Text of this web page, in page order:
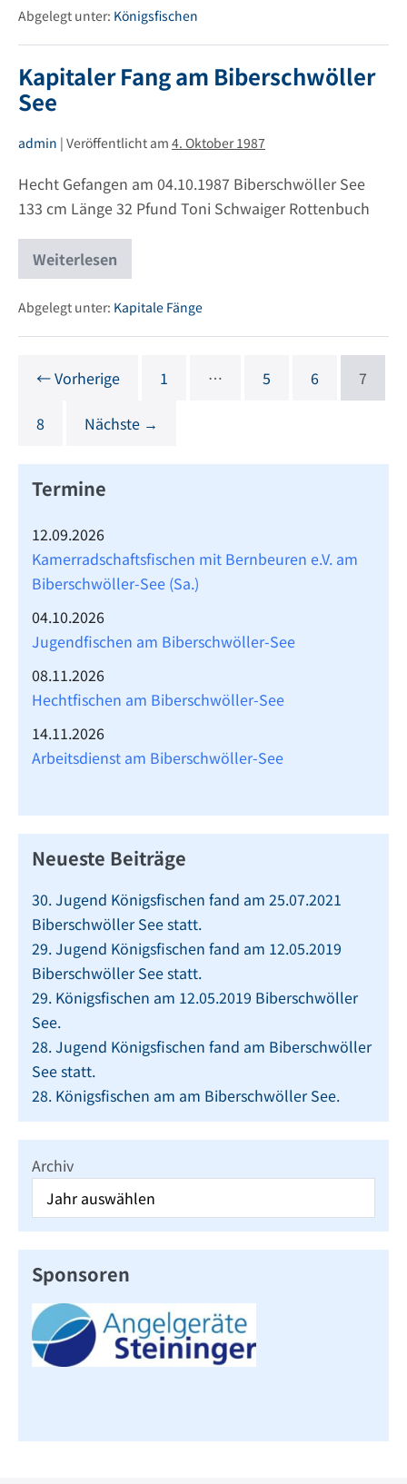
am
Eisweiher
statt.
Abgelegt unter: Königsfischen
Kapitaler Fang am Biberschwöller
See
admin | Veröffentlicht am 4. Oktober 1987
Hecht Gefangen am 04.10.1987 Biberschwöller See
133 cm Länge 32 Pfund Toni Schwaiger Rottenbuch
Weiterlesen
Kapitaler
Fang
Biberschwöller
Abgelegt unter: Kapitale Fänge
← Vorherige 1 … 5 6 7
8 Nächste →
Termine
12.09.2026
Kamerradschaftsfischen mit Bernbeuren e.V. am
Biberschwöller-See (Sa.)
04.10.2026
Jugendfischen am Biberschwöller-See
08.11.2026
Hechtfischen am Biberschwöller-See
14.11.2026
Arbeitsdienst am Biberschwöller-See
Neueste Beiträge
30. Jugend Königsfischen fand am 25.07.2021
Biberschwöller See statt.
29. Jugend Königsfischen fand am 12.05.2019
Biberschwöller See statt.
29. Königsfischen am 12.05.2019 Biberschwöller
See.
28. Jugend Königsfischen fand am Biberschwöller
See statt.
28. Königsfischen am am Biberschwöller See.
Archiv
Sponsoren